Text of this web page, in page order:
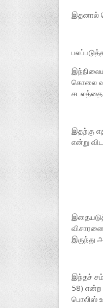
இதனால்
கொலை
சடலத்தை
இதற்கு
என்று
இருந்து
இந்தச்
58) என்ற
பொலிஸ்